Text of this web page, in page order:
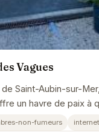
Vagues
Saint-Aubin-sur-
un havre de paix à
non-fumeurs internet